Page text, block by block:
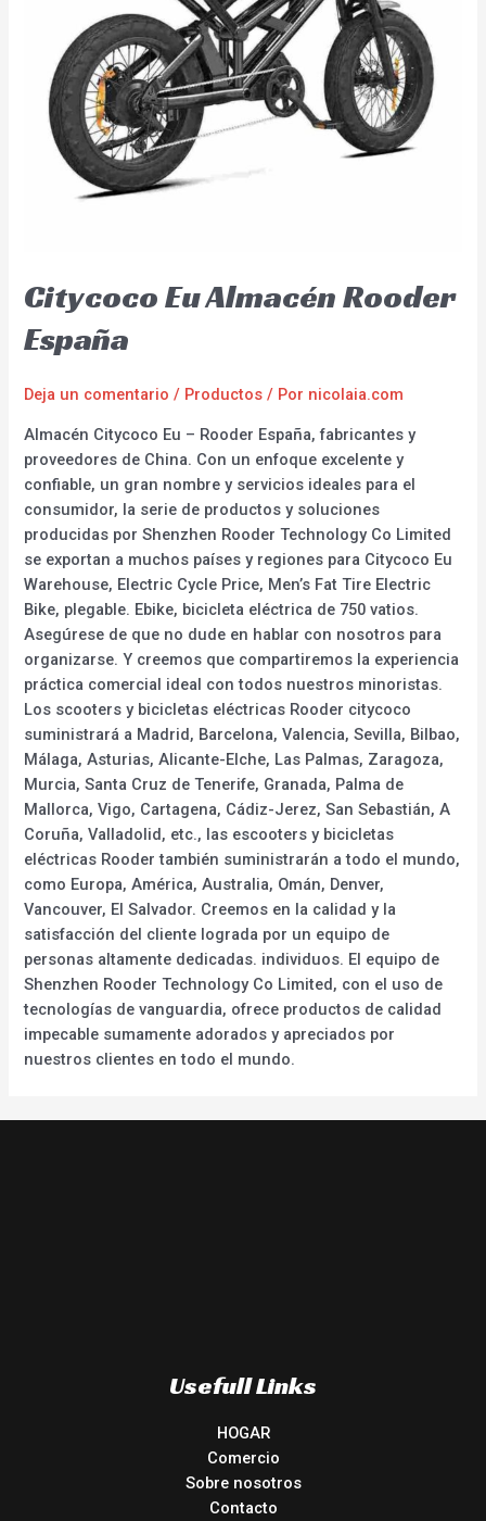
Citycoco Eu Almacén Rooder
España
Deja un comentario / Productos / Por nicolaia.com
Almacén Citycoco Eu – Rooder España, fabricantes y
proveedores de China. Con un enfoque excelente y
confiable, un gran nombre y servicios ideales para el
consumidor, la serie de productos y soluciones
producidas por Shenzhen Rooder Technology Co Limited
se exportan a muchos países y regiones para Citycoco Eu
Warehouse, Electric Cycle Price, Men’s Fat Tire Electric
Bike, plegable. Ebike, bicicleta eléctrica de 750 vatios.
Asegúrese de que no dude en hablar con nosotros para
organizarse. Y creemos que compartiremos la experiencia
práctica comercial ideal con todos nuestros minoristas.
Los scooters y bicicletas eléctricas Rooder citycoco
suministrará a Madrid, Barcelona, Valencia, Sevilla, Bilbao,
Málaga, Asturias, Alicante-Elche, Las Palmas, Zaragoza,
Murcia, Santa Cruz de Tenerife, Granada, Palma de
Mallorca, Vigo, Cartagena, Cádiz-Jerez, San Sebastián, A
Coruña, Valladolid, etc., las escooters y bicicletas
eléctricas Rooder también suministrarán a todo el mundo,
como Europa, América, Australia, Omán, Denver,
Vancouver, El Salvador. Creemos en la calidad y la
satisfacción del cliente lograda por un equipo de
personas altamente dedicadas. individuos. El equipo de
Shenzhen Rooder Technology Co Limited, con el uso de
tecnologías de vanguardia, ofrece productos de calidad
impecable sumamente adorados y apreciados por
nuestros clientes en todo el mundo.
Usefull Links
HOGAR
Comercio
Sobre nosotros
Contacto